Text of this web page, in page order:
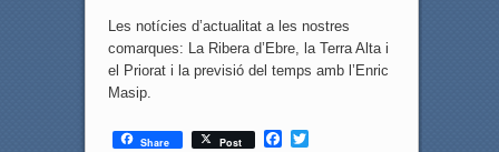
Les notícies d’actualitat a les nostres
comarques: La Ribera d’Ebre, la Terra Alta i
el Priorat i la previsió del temps amb l’Enric
Masip.
Share Post
F
T